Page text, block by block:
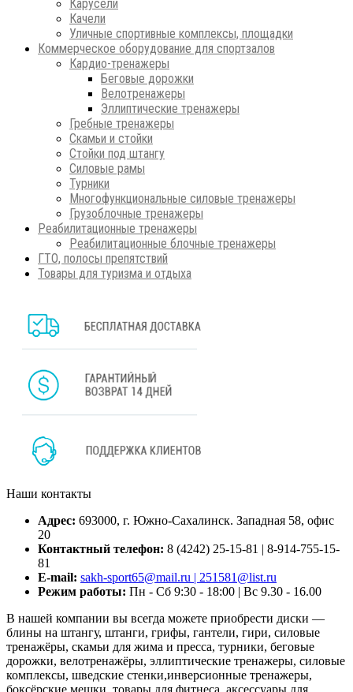
Карусели
Качели
Уличные спортивные комплексы, площадки
Коммерческое оборудование для спортзалов
Кардио-тренажеры
Беговые дорожки
Велотренажеры
Эллиптические тренажеры
Гребные тренажеры
Скамьи и стойки
Стойки под штангу
Силовые рамы
Турники
Многофункциональные силовые тренажеры
Грузоблочные тренажеры
Реабилитационные тренажеры
Реабилитационные блочные тренажеры
ГТО, полосы препятствий
Товары для туризма и отдыха
Наши контакты
Адрес: 693000, г. Южно-Сахалинск. Западная 58, офис
20
Контактный телефон: 8 (4242) 25-15-81 | 8-914-755-15-
81
E-mail: sakh-sport65@mail.ru | 251581@list.ru
Режим работы: Пн - Сб 9:30 - 18:00 | Вс 9.30 - 16.00
В нашей компании вы всегда можете приобрести диски —
блины на штангу, штанги, грифы, гантели, гири, силовые
тренажёры, скамьи для жима и пресса, турники, беговые
дорожки, велотренажёры, эллиптические тренажеры, силовые
комплексы, шведские стенки,инверсионные тренажеры,
боксёрские мешки, товары для фитнеса, аксессуары для